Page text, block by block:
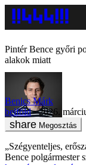
Pintér Bence győri
alakok miatt
Benics Márk
belföld
2026.
Megosztás
„Szégyenteljes,
Bence polgármester